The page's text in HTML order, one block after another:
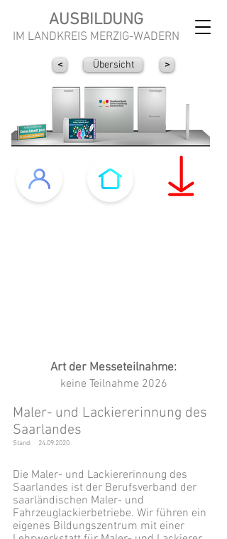
AUSBILDUNG
IM LANDKREIS MERZIG-WADERN
< Übersicht >
Angebot
Download
Homepage
Art der Messeteilnahme:
keine Teilnahme 2026
Maler- und Lackiererinnung des
Saarlandes
Stand: 24.09.2020
Die Maler- und Lackiererinnung des
Saarlandes ist der Berufsverband der
saarländischen Maler- und
Fahrzeuglackierbetriebe. Wir führen ein
eigenes Bildungszentrum mit einer